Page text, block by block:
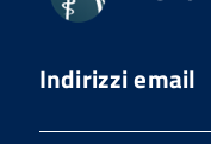
Indirizzi email